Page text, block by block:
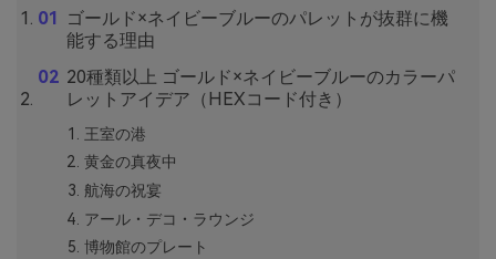
ゴールド×ネイビーブルーのパレットが抜群に機
能する理由
20種類以上 ゴールド×ネイビーブルーのカラーパ
レットアイデア（HEXコード付き）
王室の港
黄金の真夜中
航海の祝宴
アール・デコ・ラウンジ
博物館のプレート